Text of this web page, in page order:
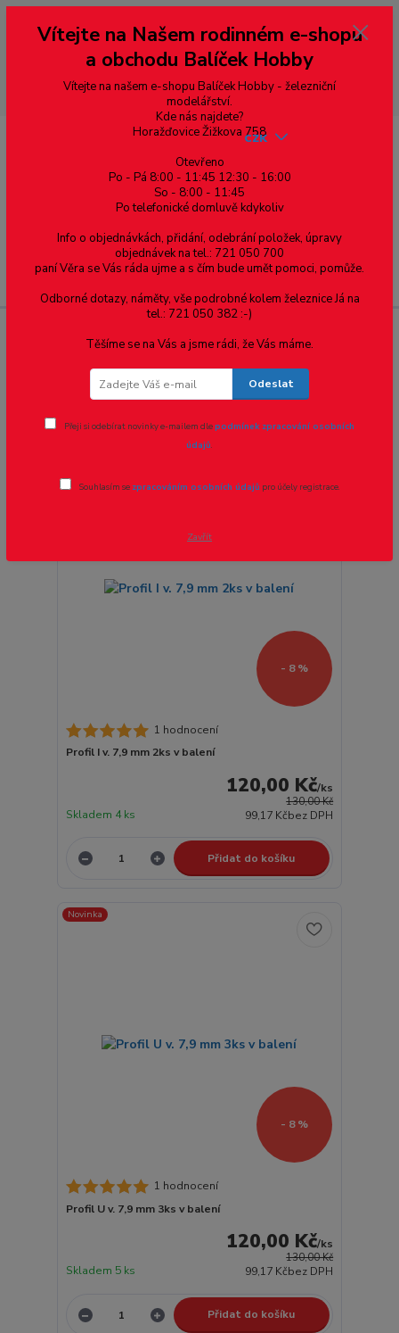
--- pro zákazníky ze Slovenska a jiných zemí, pokud chcete platit v eurech
přepněte si e-shop na euro 💶 pro přepočet měny - pravý horní roh ---
dobírky – pokud si z nějakého důvodu zásilku nevyzvednete, bude po
domluvě zaslána znovu s opětovnou platbou za poštovné, v opačném
případě bude zrušena a účet přidán na blacklist a rušeny následující
objednávky.
Menu
CZK
Varianta profilu: 7,9
- 8 %
1 hodnocení
Profil I v. 7,9 mm 2ks v balení
130,00 Kč
120,00 Kč/ks
99,17 Kčbez DPH
Skladem 4 ks
Přidat do košíku
Novinka
- 8 %
1 hodnocení
Profil U v. 7,9 mm 3ks v balení
130,00 Kč
120,00 Kč/ks
99,17 Kčbez DPH
Skladem 5 ks
Přidat do košíku
Vítejte na Našem rodinném e-shopu
a obchodu Balíček Hobby
Vítejte na našem e-shopu Balíček Hobby - železniční
modelářství.
Kde nás najdete?
Horažďovice Žižkova 758
Otevřeno
Po - Pá 8:00 - 11:45 12:30 - 16:00
So - 8:00 - 11:45
Po telefonické domluvě kdykoliv
Info o objednávkách, přidání, odebrání položek, úpravy
objednávek na tel.: 721 050 700
paní Věra se Vás ráda ujme a s čím bude umět pomoci, pomůže.
Odborné dotazy, náměty, vše podrobné kolem železnice Já na
tel.: 721 050 382 :-)
Těšíme se na Vás a jsme rádi, že Vás máme.
Odeslat
Přeji si odebírat novinky e-mailem dlepodmínek zpracování osobních
údajů.
Souhlasím se zpracováním osobních údajů pro účely registrace.
Zavřít